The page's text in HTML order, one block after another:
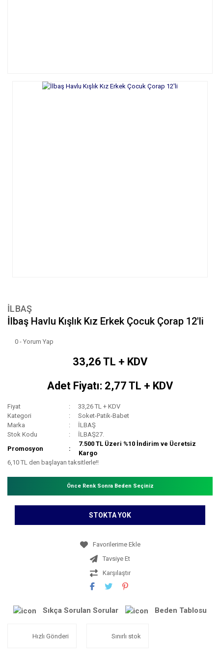
İLBAŞ
İlbaş Havlu Kışlık Kız Erkek Çocuk Çorap 12'li
0 - Yorum Yap
33,26 TL + KDV
Adet Fiyatı: 2,77 TL + KDV
Fiyat
33,26 TL + KDV
Kategori
Soket-Patik-Babet
Marka
İLBAŞ
Stok Kodu
İLBAŞ27.
Promosyon
7.500 TL Üzeri %10 İndirim ve Ücretsiz
Kargo
6,10 TL den başlayan taksitlerle!!
Önce Renk Sonra Beden Seçiniz
STOKTA YOK
Tavsiye Et
Karşılaştır
Sıkça Sorulan Sorular Beden Tablosu
Hızlı Gönderi Sınırlı stok